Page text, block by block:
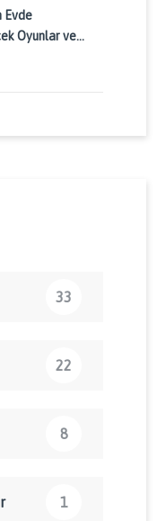
Evde
Oyunlar ve
33
22
8
1